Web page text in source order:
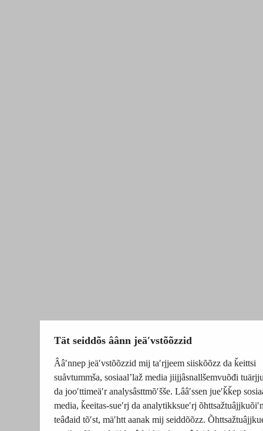
Tät seiddõs âânn jeäʹvstõõzzid
Ââʹnnep jeäʹvstõõzzid mij taʹrjjeem siiskõõzz da ǩeittsi
suåvtummša, sosiaalʼlaž media jiijjâsnallšemvuõđi
da jooʹttimeäʹr analysâsttmõʹšše. Lââʹssen jueʹǩǩep
media, ǩeeitas-sueʹrj da analytikksueʹrj
teâđaid tõʹst, mäʹhtt aanak mij seiddõõzz.